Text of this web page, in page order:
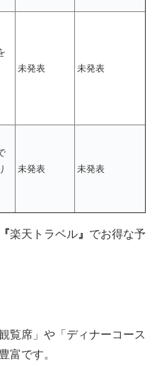
未発表 未発表
未発表 未発表
『楽天トラベル 』 でお得な予
覧席」や「ディナーコース
富です。